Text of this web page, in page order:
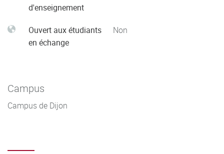
d'enseignement
Ouvert aux étudiants
en échange
Non
Campus
Campus de Dijon